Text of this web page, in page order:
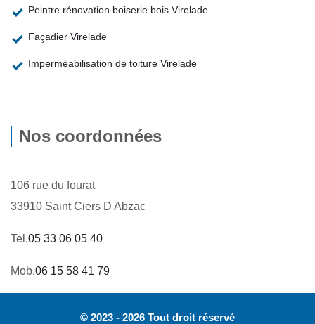
Peintre rénovation boiserie bois Virelade
Façadier Virelade
Imperméabilisation de toiture Virelade
Nos coordonnées
106 rue du fourat
33910 Saint Ciers D Abzac
Tel.05 33 06 05 40
Mob.06 15 58 41 79
© 2023 - 2026 Tout droit réservé